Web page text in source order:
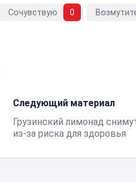
Сочувствую 0
Следующий материал
Грузинский лимонад
из-за риска для здоровья